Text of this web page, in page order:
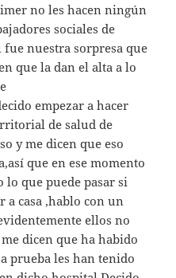
no les hacen ningún
sociales de
nuestra sorpresa que
que la dan el alta a lo
empezar a hacer
de salud de
y me dicen que eso
que en ese momento
que puede pasar si
casa ,hablo con un
ellos no
dicen que ha habido
prueba les han tenido